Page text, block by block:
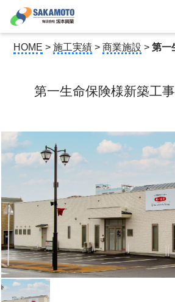
建設工事なら青森県三沢市の建設会社
公共建築から住宅建築・土木工事・防
HOME >施工実績 >商業施設 >第一生
第一生命保険様新築工事